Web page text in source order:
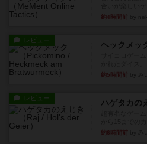
約4時間前
レビュー ヘックメッ
約5時間前
レビュー ハゲタカの
約6時間前